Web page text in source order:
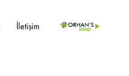
İletişim